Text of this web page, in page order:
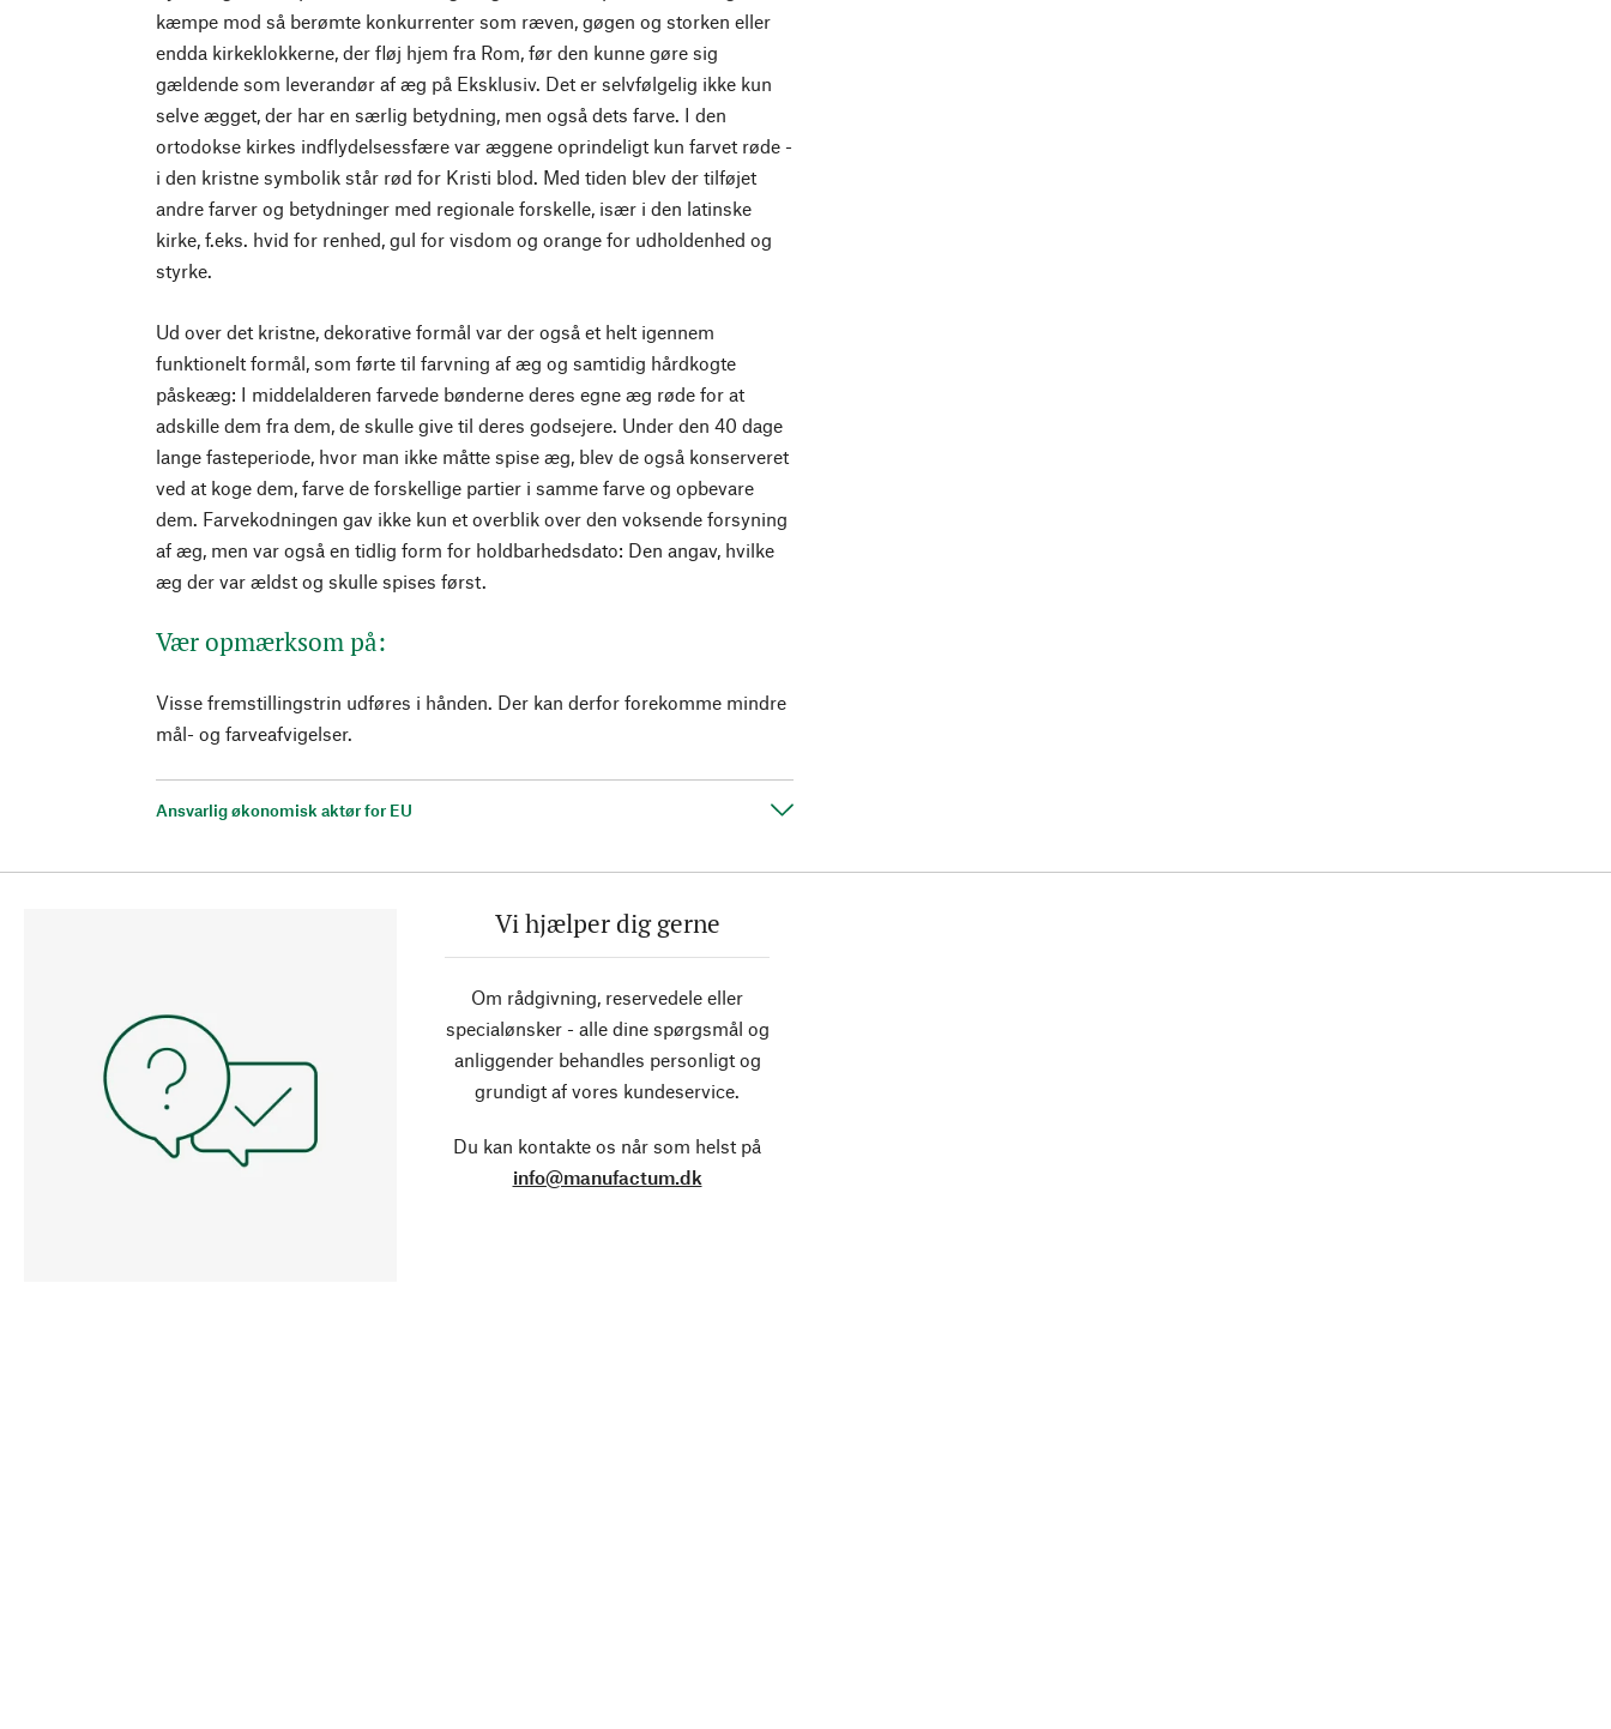
kæmpe mod så berømte konkurrenter som ræven, gøgen og storken eller
endda kirkeklokkerne, der fløj hjem fra Rom, før den kunne gøre sig
gældende som leverandør af æg på Eksklusiv. Det er selvfølgelig ikke kun
selve ægget, der har en særlig betydning, men også dets farve. I den
ortodokse kirkes indflydelsessfære var æggene oprindeligt kun farvet røde -
i den kristne symbolik står rød for Kristi blod. Med tiden blev der tilføjet
andre farver og betydninger med regionale forskelle, især i den latinske
kirke, f.eks. hvid for renhed, gul for visdom og orange for udholdenhed og
styrke.
Ud over det kristne, dekorative formål var der også et helt igennem
funktionelt formål, som førte til farvning af æg og samtidig hårdkogte
påskeæg: I middelalderen farvede bønderne deres egne æg røde for at
adskille dem fra dem, de skulle give til deres godsejere. Under den 40 dage
lange fasteperiode, hvor man ikke måtte spise æg, blev de også konserveret
ved at koge dem, farve de forskellige partier i samme farve og opbevare
dem. Farvekodningen gav ikke kun et overblik over den voksende forsyning
af æg, men var også en tidlig form for holdbarhedsdato: Den angav, hvilke
æg der var ældst og skulle spises først.
Vær opmærksom på:
Visse fremstillingstrin udføres i hånden. Der kan derfor forekomme mindre
mål- og farveafvigelser.
Ansvarlig økonomisk aktør for EU
Vi hjælper dig gerne
Om rådgivning, reservedele eller
specialønsker - alle dine spørgsmål og
anliggender behandles personligt og
grundigt af vores kundeservice.
Du kan kontakte os når som helst på
info@manufactum.dk